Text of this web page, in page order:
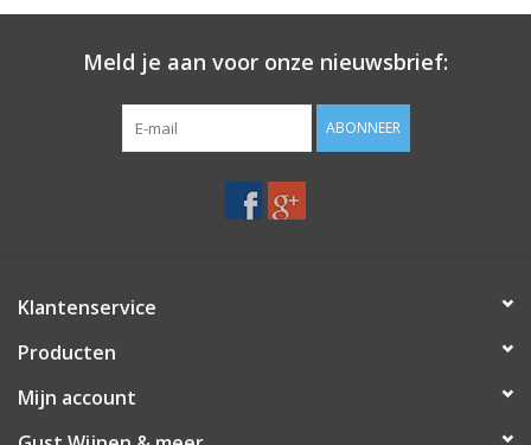
Meld je aan voor onze nieuwsbrief:
ABONNEER
Klantenservice
Producten
Mijn account